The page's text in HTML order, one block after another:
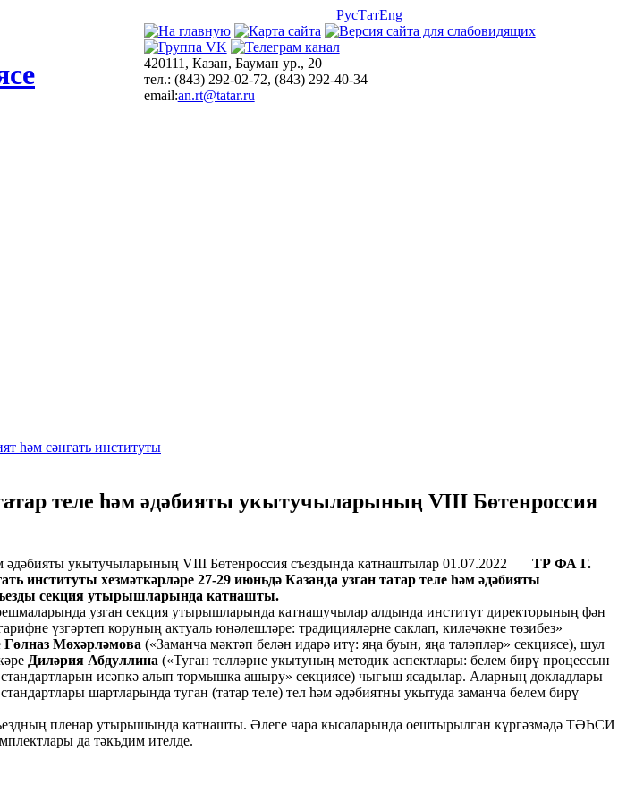
РусТатEng
420111, Казан, Бауман ур., 20
тел.: (843) 292-02-72, (843) 292-40-34
email:an.rt@tatar.ru
һәм сәнгать институты
теле һәм әдәбияты укытучыларының VIII Бөтенроссия
01.07.2022
ТР ФА Г.
институты хезмәткәрләре 27-29 июньдә Казанда узган татар теле һәм әдәбияты
секция утырышларында катнашты.
узган секция утырышларында катнашучылар алдында институт директорының фән
үзгәртеп коруның актуаль юнәлешләре: традицияләрне саклап, киләчәкне төзибез»
Гөлназ Мөхәрләмова («Заманча мәктәп белән идарә итү: яңа буын, яңа таләпләр» секциясе), шул
Диләрия Абдуллина («Туган телләрне укытуның методик аспектлары: белем бирү процессын
стандартларын исәпкә алып тормышка ашыру» секциясе) чыгыш ясадылар. Аларның докладлары
шартларында туган (татар теле) тел һәм әдәбиятны укытуда заманча белем бирү
пленар утырышында катнашты. Әлеге чара кысаларында оештырылган күргәзмәдә ТӘҺСИ
да тәкъдим ителде.